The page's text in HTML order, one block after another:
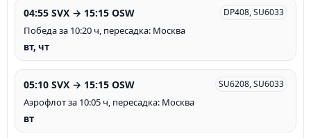
04:55 SVX → 15:15 OSW DP408, SU6033
Победа за 10:20 ч, пересадка: Москва
вт, чт
05:10 SVX → 15:15 OSW SU6208, SU6033
Аэрофлот за 10:05 ч, пересадка: Москва
вт